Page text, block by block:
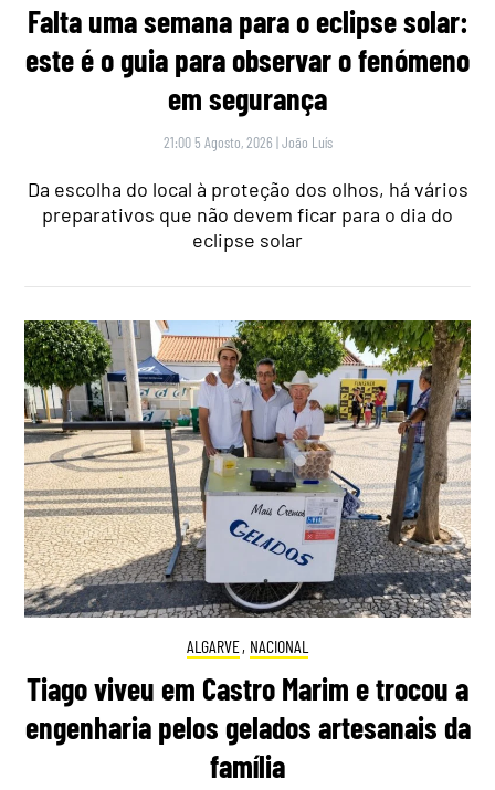
Falta uma semana para o eclipse solar:
este é o guia para observar o fenómeno
em segurança
21:00 5 Agosto, 2026 |João Luís
Da escolha do local à proteção dos olhos, há vários
preparativos que não devem ficar para o dia do
eclipse solar
ALGARVE, NACIONAL
Tiago viveu em Castro Marim e trocou a
engenharia pelos gelados artesanais da
família